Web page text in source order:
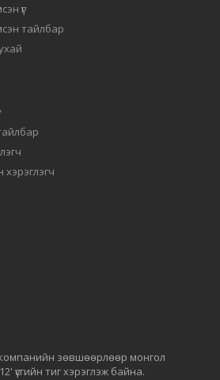
үг
тайлбар
зөвшөөрлөөр монгол
үсгийн тиг хэрэглэж байна.